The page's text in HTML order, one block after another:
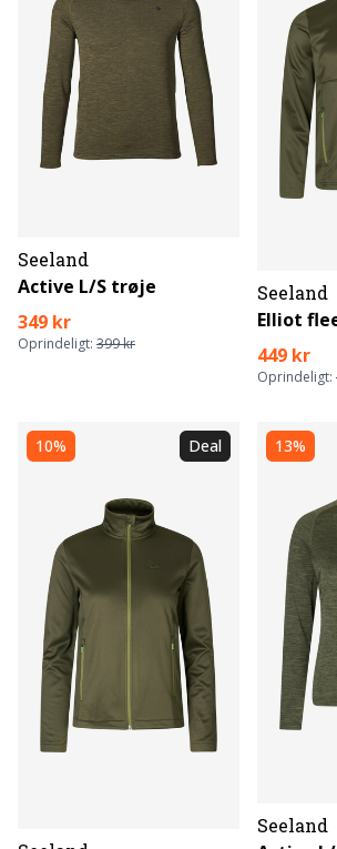
Seeland
Active L/S trøje
349 kr
Oprindeligt: 399 kr
Seeland
Elliot
449 kr
Oprindeligt:
10% Deal 13%
Seeland